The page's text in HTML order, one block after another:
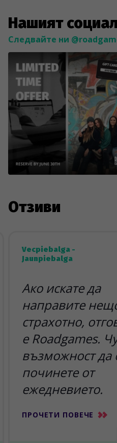
Нашият
Следвайте ни
Отзиви
Vecpiebalga -
Jaunpiebalga
Ако искате да
направите
страхотно,
е Roadgames.
възможност да
починете от
ежедневието.
ПРОЧЕТИ ПОВЕЧЕ